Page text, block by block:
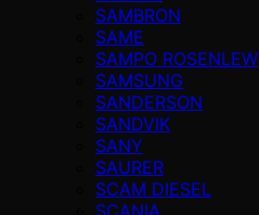
SAMBRON
SAME
SAMPO ROSENLEW
SAMSUNG
SANDERSON
SANDVIK
SANY
SAURER
SCAM DIESEL
SCANIA